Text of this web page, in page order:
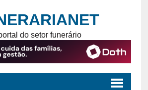
do setor funerário